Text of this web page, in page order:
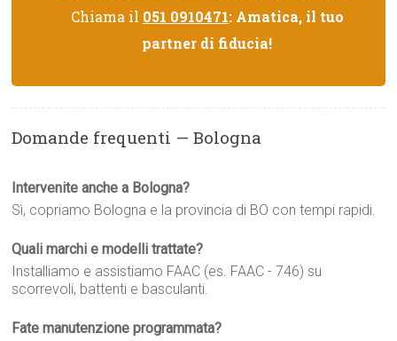
Chiama il 051 0910471: Amatica, il tuo
partner di fiducia!
Domande frequenti — Bologna
Intervenite anche a Bologna?
Sì, copriamo Bologna e la provincia di BO con tempi rapidi.
Quali marchi e modelli trattate?
Installiamo e assistiamo FAAC (es. FAAC - 746) su
scorrevoli, battenti e basculanti.
Fate manutenzione programmata?